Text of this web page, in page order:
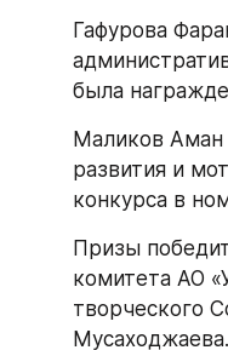
Гафурова
была
Маликов Аман
развития и
конкурса в
Призы
комитета АО
творческого
Мусаходжаева.